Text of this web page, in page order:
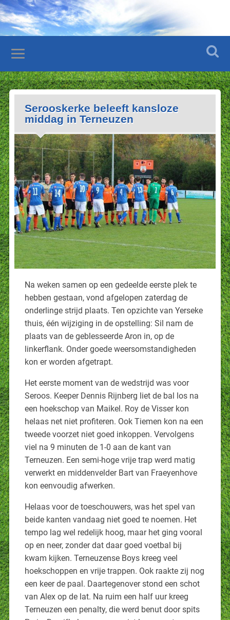
Serooskerke beleeft kansloze
middag in Terneuzen
Na weken samen op een gedeelde eerste plek te
hebben gestaan, vond afgelopen zaterdag de
onderlinge strijd plaats. Ten opzichte van Yerseke
thuis, één wijziging in de opstelling: Sil nam de
plaats van de geblesseerde Aron in, op de
linkerflank. Onder goede weersomstandigheden
kon er worden afgetrapt.
Het eerste moment van de wedstrijd was voor
Seroos. Keeper Dennis Rijnberg liet de bal los na
een hoekschop van Maikel. Roy de Visser kon
helaas net niet profiteren. Ook Tiemen kon na een
tweede voorzet niet goed inkoppen. Vervolgens
viel na 9 minuten de 1-0 aan de kant van
Terneuzen. Een semi-hoge vrije trap werd matig
verwerkt en middenvelder Bart van Fraeyenhove
kon eenvoudig afwerken.
Helaas voor de toeschouwers, was het spel van
beide kanten vandaag niet goed te noemen. Het
tempo lag wel redelijk hoog, maar het ging vooral
op en neer, zonder dat daar goed voetbal bij
kwam kijken. Terneuzense Boys kreeg veel
hoekschoppen en vrije trappen. Ook raakte zij nog
een keer de paal. Daartegenover stond een schot
van Alex op de lat. Na ruim een half uur kreeg
Terneuzen een penalty, die werd benut door spits